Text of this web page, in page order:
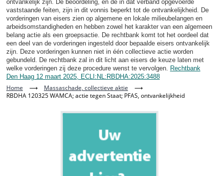
ontvankelijk zijn. De beoordeling, en de in dat verband opgevoerde
vaststaande feiten, zijn in dit vonnis beperkt tot de ontvankelijkheid. De
vorderingen van eisers zien op algemene en lokale milieubelangen en
arbeidsomstandigheden en hebben zowel het karakter van een algemeen
belang actie als een groepsactie. De rechtbank komt tot het oordeel dat
een deel van de vorderingen ingesteld door bepaalde eisers ontvankelijk
zijn. Deze vorderingen kunnen niet in één collectieve actie worden
gebundeld. De rechtbank zal in dit licht aan eisers de keuze laten met
welke vorderingen zij deze procedure wenst te vervolgen. Rechtbank
Den Haag 12 maart 2025, ECLI:NL:RBDHA:2025:3488
Home ⟶ Massaschade, collectieve aktie
⟶
RBDHA 120325 WAMCA; actie tegen Staat; PFAS, ontvankelijkheid